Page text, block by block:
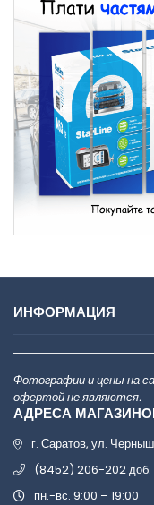
ИНФОРМАЦИЯ
Фотографии и цены на
офертой не являются.
АДРЕСА
г. Саратов, ул.
(8452) 206-202 доб.
пн.-вс. 9:00 – 19:00